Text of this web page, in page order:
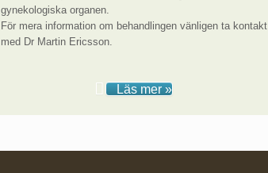
gynekologiska organen.
För mera information om behandlingen vänligen ta kontakt
med Dr Martin Ericsson.
Läs mer »